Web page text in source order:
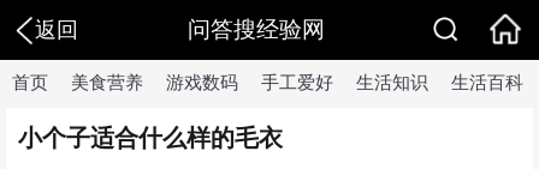
返回 问答搜经验网
首页 美食营养 游戏数码 手工爱好 生活知识 生活百科
小个子适合什么样的毛衣